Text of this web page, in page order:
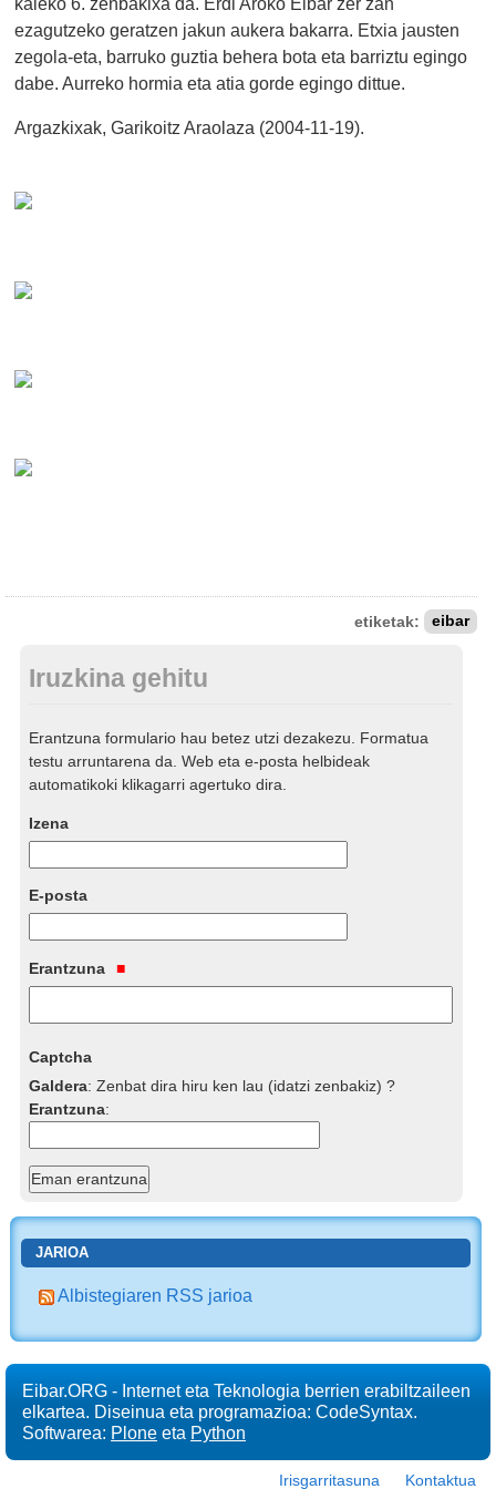
ezagutzeko geratzen jakun aukera bakarra. Etxia jausten
zegola-eta, barruko guztia behera bota eta barriztu egingo
dabe. Aurreko hormia eta atia gorde egingo dittue.
Argazkixak, Garikoitz Araolaza (2004-11-19).
etiketak: eibar
Iruzkina gehitu
Erantzuna formulario hau betez utzi dezakezu. Formatua
testu arruntarena da. Web eta e-posta helbideak
automatikoki klikagarri agertuko dira.
Izena
E-posta
Erantzuna
Captcha
Galdera:Zenbat dira hiru ken lau (idatzi zenbakiz) ?
Erantzuna:
JARIOA
Albistegiaren RSS jarioa
Eibar.ORG - Internet eta Teknologia berrien erabiltzaileen
elkartea. Diseinua eta programazioa: CodeSyntax.
Softwarea: Plone eta Python
Irisgarritasuna Kontaktua